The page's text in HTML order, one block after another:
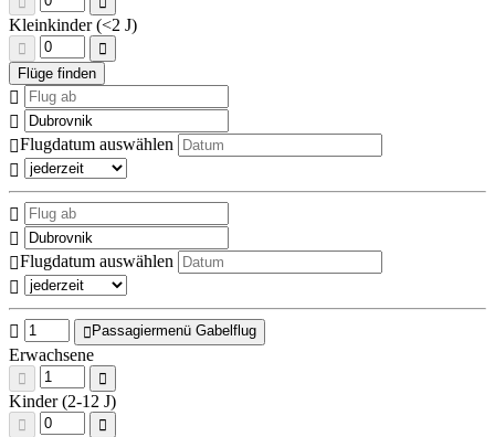
Kleinkinder (<2 J)
Flugdatum auswählen
Flugdatum auswählen
Passagiermenü Gabelflug
Erwachsene
Kinder (2-12 J)